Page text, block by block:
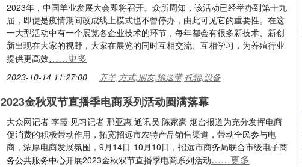
2023年，中国羊业发展大会即将召开。众所周知，该活动已经举办到第十九
届，即使是疫情期间改成线上模式也不曾停办，由此可见它的重要性。在这
一大型活动中有一个展览各企业技术的环节，每年都会有很多新技术、新创
新出现在大家的视野，大家在展览的同时互相交流、互相学习，为养殖行业
提供更高效……更多
2023-10-14 11:27:00 养羊,方式,朋友,输送带,托辊,设备
2023金秋双节直播季电商系列活动圆满落幕
大众网记者 李霞 见习记者 邢亚惠 通讯员 陈家豪 烟台报道为充分发挥电商
促消费的积极带动作用，拓宽招远市农特产品销售渠道，带动全民参与电
商，浓厚电商发展氛围，9月14日-10月10日，招远市商务局联合市级电子商
务公共服务中心开展2023金秋双节直播季电商系列活动……更多